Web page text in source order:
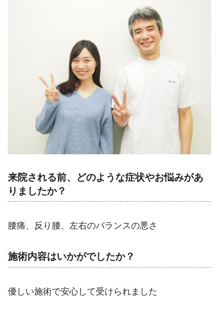
来院される前、どのような症状やお悩みがあ
りましたか？
腰痛、反り腰、左右のバランスの悪さ
施術内容はいかがでしたか？
優しい施術で安心して受けられました